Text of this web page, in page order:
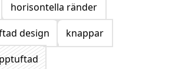
horisontella ränder
design
knappar